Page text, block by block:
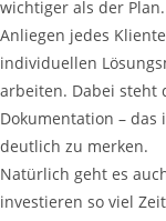
wichtiger als der
Anliegen jedes
individuellen
arbeiten. Dabei steht
Dokumentation –
deutlich zu merken.
Natürlich geht es
investieren so viel